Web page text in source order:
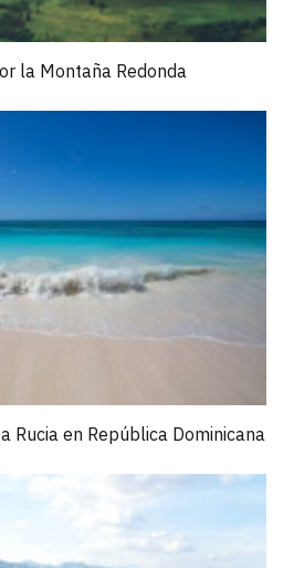
la Montaña Redonda
Rucia en República Dominicana